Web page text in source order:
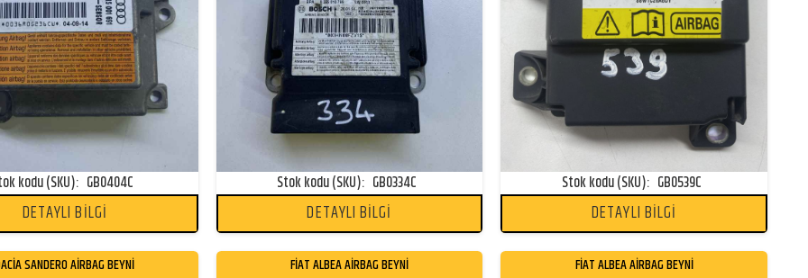
kodu (SKU): GB0404C
DETAYLI BİLGİ
Stok kodu (SKU): GB0334C
DETAYLI BİLGİ
Stok kodu (SKU): GB0539C
DETAYLI BİLGİ
SANDERO AİRBAG BEYNİ FİAT ALBEA AİRBAG BEYNİ FİAT ALBEA AİRBAG BEYNİ